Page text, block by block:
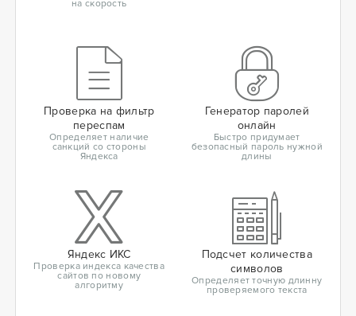
на скорость
Проверка на фильтр
переспам
Определяет наличие
санкций со стороны
Яндекса
Генератор паролей
онлайн
Быстро придумает
безопасный пароль нужной
длины
Яндекс ИКС
Проверка индекса качества
сайтов по новому
алгоритму
Подсчет количества
символов
Определяет точную длинну
проверяемого текста